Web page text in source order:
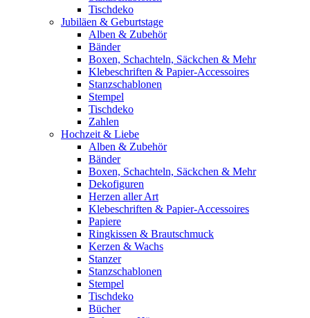
Tischdeko
Jubiläen & Geburtstage
Alben & Zubehör
Bänder
Boxen, Schachteln, Säckchen & Mehr
Klebeschriften & Papier-Accessoires
Stanzschablonen
Stempel
Tischdeko
Zahlen
Hochzeit & Liebe
Alben & Zubehör
Bänder
Boxen, Schachteln, Säckchen & Mehr
Dekofiguren
Herzen aller Art
Klebeschriften & Papier-Accessoires
Papiere
Ringkissen & Brautschmuck
Kerzen & Wachs
Stanzer
Stanzschablonen
Stempel
Tischdeko
Bücher